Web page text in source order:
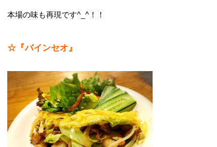
本場の味も再現です^_^！！
☆『バインセオ』